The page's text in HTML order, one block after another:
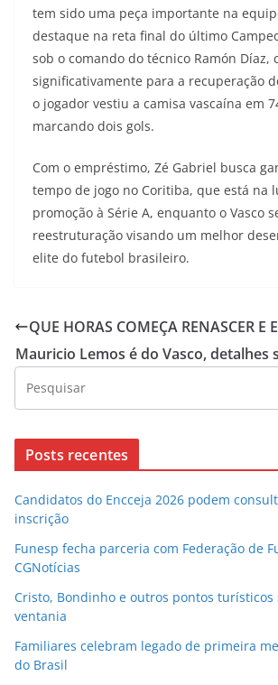
tem sido uma peça importante na
destaque na reta final do último
sob o comando do técnico Ramón
significativamente para a recuperação
o jogador vestiu a camisa vascaína em
marcando dois gols.
Com o empréstimo, Zé Gabriel busca
tempo de jogo no Coritiba, que está na
promoção à Série A, enquanto o Vasco
reestruturação visando um melhor
elite do futebol brasileiro.
QUE HORAS COMEÇA RENASCER E
Mauricio Lemos é do Vasco, detalhes
Posts recentes
Candidatos do Encceja 2026 podem
inscrição
Funesp fecha parceria com Federação de
CGNotícias
Cristo, Bondinho e outros pontos turísticos
ventania
Familiares celebram legado de primeira
do Brasil